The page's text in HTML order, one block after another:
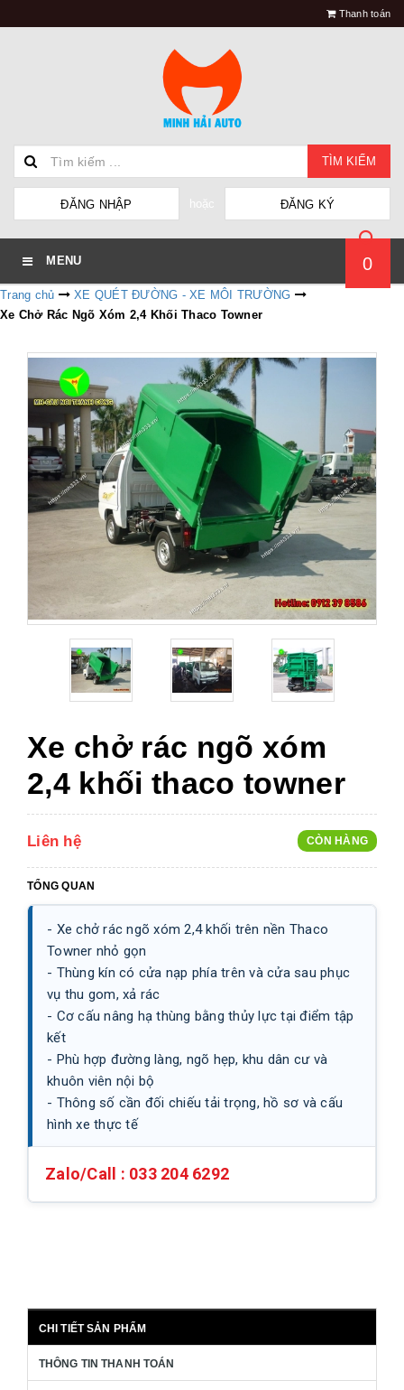
Thanh toán
TÌM KIẾM
ĐĂNG NHẬP hoặc ĐĂNG KÝ
MENU 0
Trang chủ
XE QUÉT ĐƯỜNG - XE MÔI TRƯỜNG
Xe Chở Rác Ngõ Xóm 2,4 Khối Thaco Towner
Xe chở rác ngõ xóm
2,4 khối thaco towner
Liên hệ CÒN HÀNG
TỔNG QUAN
- Xe chở rác ngõ xóm 2,4 khối trên nền Thaco
Towner nhỏ gọn
- Thùng kín có cửa nạp phía trên và cửa sau phục
vụ thu gom, xả rác
- Cơ cấu nâng hạ thùng bằng thủy lực tại điểm tập
kết
- Phù hợp đường làng, ngõ hẹp, khu dân cư và
khuôn viên nội bộ
- Thông số cần đối chiếu tải trọng, hồ sơ và cấu
hình xe thực tế
Zalo/Call : 033 204 6292
CHI TIẾT SẢN PHẨM
THÔNG TIN THANH TOÁN